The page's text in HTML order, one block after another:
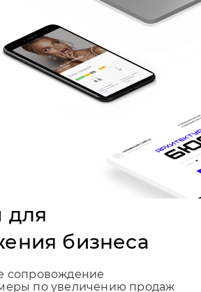
для
бизнеса
сопровождение